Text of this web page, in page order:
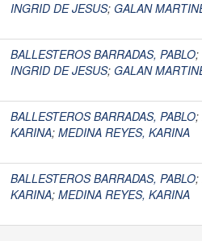
INGRID DE JESUS; GALAN
BALLESTEROS BARRADAS, PABLO;
INGRID DE JESUS; GALAN
BALLESTEROS BARRADAS, PABLO;
KARINA; MEDINA REYES, KARINA
BALLESTEROS BARRADAS, PABLO;
KARINA; MEDINA REYES, KARINA